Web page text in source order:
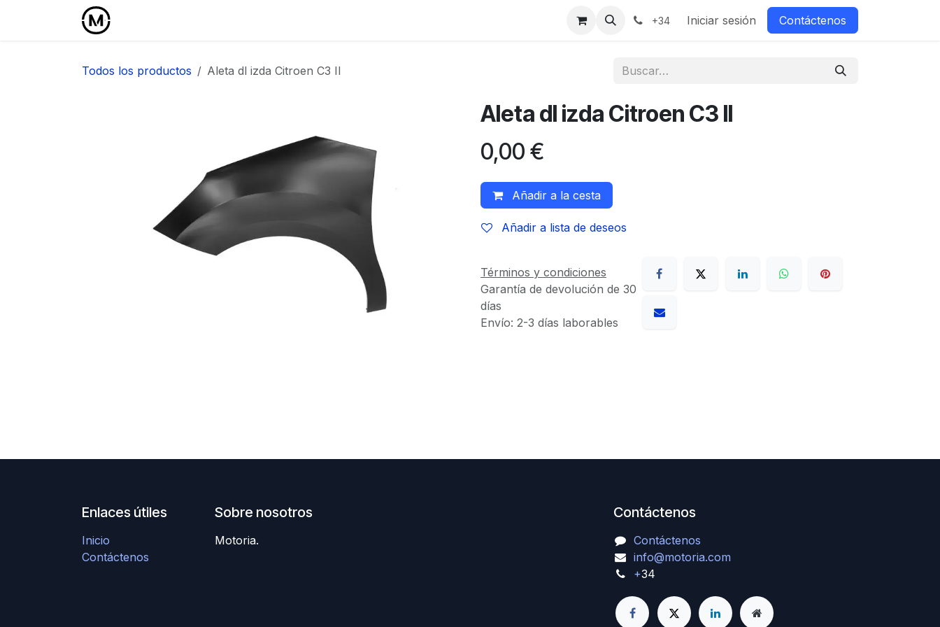
+34 Iniciar sesión Contáctenos
Todos los productos Aleta dl izda Citroen C3 II
Aleta dl izda Citroen C3 II
0,00 €
Añadir a la cesta
Añadir a lista de deseos
Términos y condiciones
Garantía de devolución de 30
días
Envío: 2-3 días laborables
Enlaces útiles
Inicio
Contáctenos
Sobre nosotros
Motoria.
Contáctenos
Contáctenos
info@motoria.com
+34